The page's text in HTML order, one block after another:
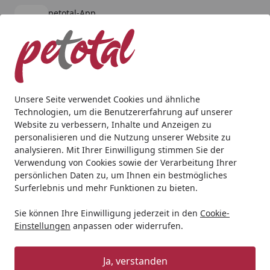
Unsere Seite verwendet Cookies und ähnliche
Technologien, um die Benutzererfahrung auf unserer
Website zu verbessern, Inhalte und Anzeigen zu
personalisieren und die Nutzung unserer Website zu
analysieren. Mit Ihrer Einwilligung stimmen Sie der
Verwendung von Cookies sowie der Verarbeitung Ihrer
persönlichen Daten zu, um Ihnen ein bestmögliches
Surferlebnis und mehr Funktionen zu bieten.
Sie können Ihre Einwilligung jederzeit in den Cookie-
Einstellungen anpassen oder widerrufen.
Ja, verstanden
petotal-App
kostenlos - Im App Store
Alle Produkte
Mein Konto
Suchen
Startseite
Hund Snacks WOW Meat Bars 40g Hundesnack
WOW Meat Bars 40g Hundesnack